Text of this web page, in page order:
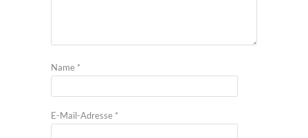
Name *
E-Mail-Adresse *